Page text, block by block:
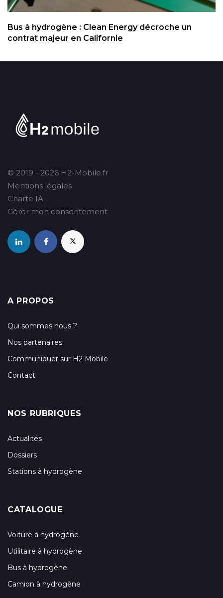
Bus à hydrogène : Clean Energy décroche un
contrat majeur en Californie
© 2019 - 2026 H2-Mobile.fr
Mentions légales
Charte IA
Gérer mon consentement
A PROPOS
Qui sommes nous ?
Nos partenaires
Communiquer sur H2 Mobile
Contact
NOS RUBRIQUES
Actualités
Dossiers
Stations à hydrogène
CATALOGUE
Voiture à hydrogène
Utilitaire à hydrogène
Bus à hydrogène
Camion à hydrogène